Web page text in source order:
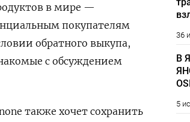
в мире —
покупателям
обратного выкупа,
с обсуждением
также хочет сохранить